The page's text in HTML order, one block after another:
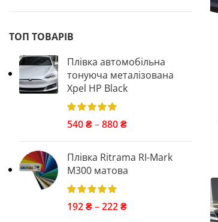
ТОП ТОВАРІВ
Плівка автомобільна
тонуюча металізована
Xpel HP Black
540₴–880₴
Плівка Ritrama RI-Mark
M300 матова
192₴–222₴